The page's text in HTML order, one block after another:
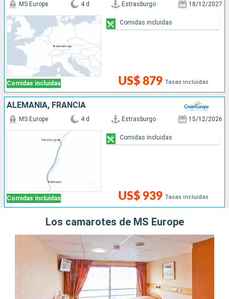
Comidas incluidas
MS Europe 4 d Estrasburgo 18/12/2027
US$ 879 Tasas incluidas
Comidas incluidas
ALEMANIA, FRANCIA
Comidas incluidas
MS Europe 4 d Estrasburgo 15/12/2026
US$ 939 Tasas incluidas
Comidas incluidas
Los camarotes de MS Europe